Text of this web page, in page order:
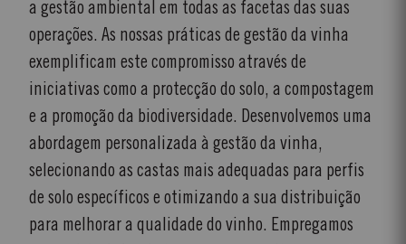
a gestão ambiental em todas as facetas das suas
operações. As nossas práticas de gestão da vinha
exemplificam este compromisso através de
iniciativas como a protecção do solo, a compostagem
e a promoção da biodiversidade. Desenvolvemos uma
abordagem personalizada à gestão da vinha,
selecionando as castas mais adequadas para perfis
de solo específicos e otimizando a sua distribuição
para melhorar a qualidade do vinho. Empregamos